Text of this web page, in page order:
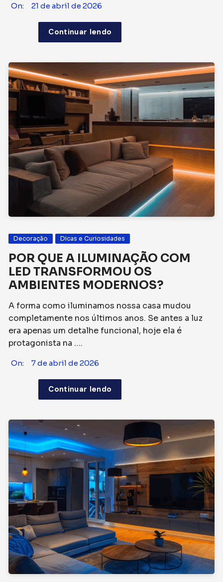
On: 21 de abril de 2026
Continuar lendo
Decoração Dicas e Curiosidades
POR QUE A ILUMINAÇÃO COM
LED TRANSFORMOU OS
AMBIENTES MODERNOS?
A forma como iluminamos nossa casa mudou
completamente nos últimos anos. Se antes a luz
era apenas um detalhe funcional, hoje ela é
protagonista na ….
On: 7 de abril de 2026
Continuar lendo